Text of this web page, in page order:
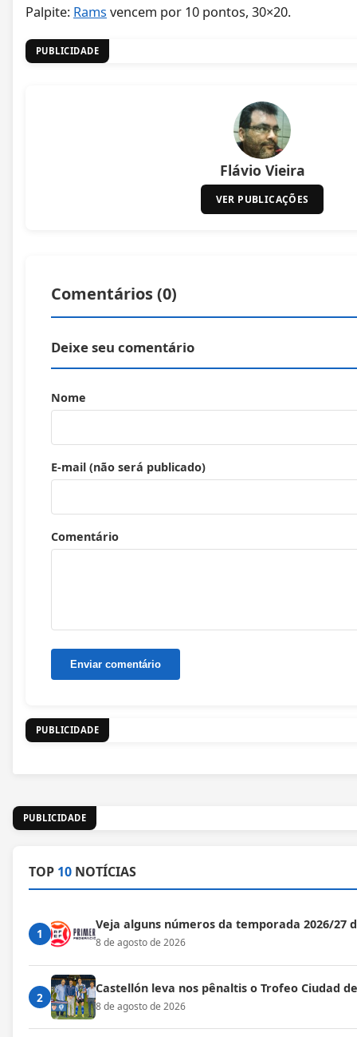
Palpite: Rams vencem por 10 pontos, 30×20.
PUBLICIDADE
Flávio Vieira
VER PUBLICAÇÕES
Comentários (0)
Deixe seu comentário
Nome
E-mail (não será publicado)
Comentário
PUBLICIDADE
PUBLICIDADE
TOP 10 NOTÍCIAS
1
Veja alguns números da temporada 2026/27
8 de agosto de 2026
2
Castellón leva nos pênaltis o Trofeo Ciudad
8 de agosto de 2026